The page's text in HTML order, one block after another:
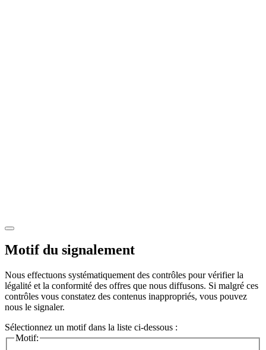
Motif du signalement
Nous effectuons systématiquement des contrôles pour vérifier la
légalité et la conformité des offres que nous diffusons. Si malgré ces
contrôles vous constatez des contenus inappropriés, vous pouvez
nous le signaler.
Sélectionnez un motif dans la liste ci-dessous :
Motif: